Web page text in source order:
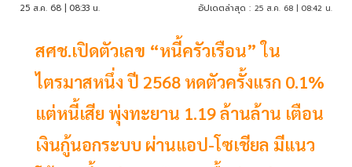
25 ส.ค. 68 | 08:33 น. อัปเดตล่าสุด : 25 ส.ค. 68 | 08:42 น.
สศช.เปิดตัวเลข “หนี้ครัวเรือน” ใน
ไตรมาสหนึ่ง ปี 2568 หดตัวครั้งแรก 0.1%
แต่หนี้เสีย พุ่งทะยาน 1.19 ล้านล้าน เตือน
เงินกู้นอกระบบ ผ่านแอป-โซเชียล มีแนว